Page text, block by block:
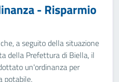
- Risparmio
a seguito della situazione
della Prefettura di Biella, il
un'ordinanza per
potabile.